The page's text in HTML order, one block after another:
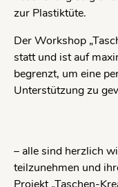
zur Plastiktüte.
Der Workshop
statt und ist auf
begrenzt, um eine
Unterstützung zu
– alle sind herzlich
teilzunehmen und